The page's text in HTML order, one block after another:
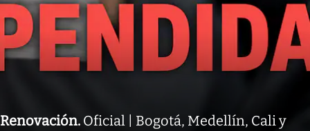
Renovación. Oficial | Bogotá, Medellín, Cali y